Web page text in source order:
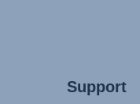
Support